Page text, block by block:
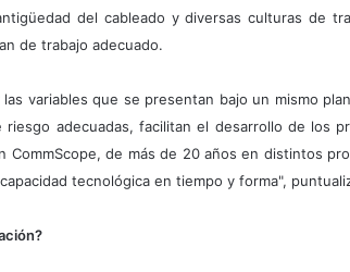
del cableado y diversas culturas de
de trabajo adecuado.
variables que se presentan bajo un mismo
adecuadas, facilitan el desarrollo de los
CommScope, de más de 20 años en distintos
tecnológica en tiempo y forma",